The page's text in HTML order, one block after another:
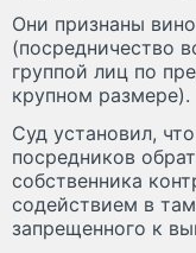
Они признаны
(посредничество
группой лиц по
крупном размере).
Суд установил,
посредников
собственника
содействием в
запрещенного к